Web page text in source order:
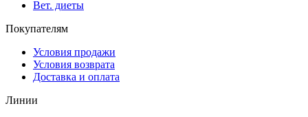
Вет. диеты
Покупателям
Условия продажи
Условия возврата
Доставка и оплата
Линии